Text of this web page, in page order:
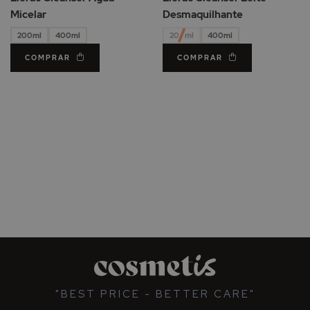
Desejos
Micelar
200ml 400ml
COMPRAR
Desmaquilhante
200ml 400ml
COMPRAR
"BEST PRICE - BETTER CARE"